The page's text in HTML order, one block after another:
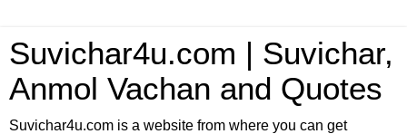
Suvichar4u.com | Suvichar,
Anmol Vachan and Quotes
Suvichar4u.com is a website from where you can get